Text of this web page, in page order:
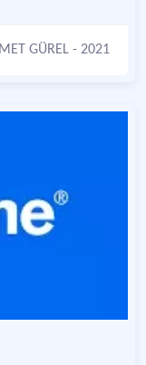
GÜREL - 2021